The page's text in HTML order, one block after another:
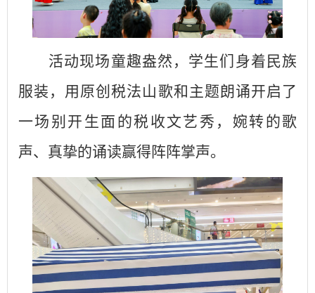
活动现场童趣盎然 ， 学生们身着民族
服装，用原创税法山歌和主题朗诵开启了
一场别开生面的税收文艺秀，婉转的歌
声、真挚的诵读赢得阵阵掌声。